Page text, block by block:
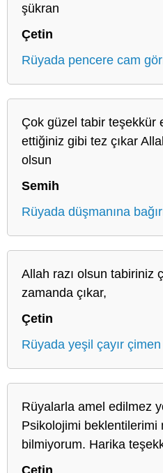
şükran
Çetin
Rüyada pencere cam
Çok güzel tabir teşekkür
ettiğiniz gibi tez çıkar
olsun
Semih
Rüyada düşmanına
Allah razı olsun tabiriniz
zamanda çıkar,
Çetin
Rüyada yeşil çayır
Rüyalarla amel edilmez
Psikolojimi beklentilerimi
bilmiyorum. Harika
Cetin